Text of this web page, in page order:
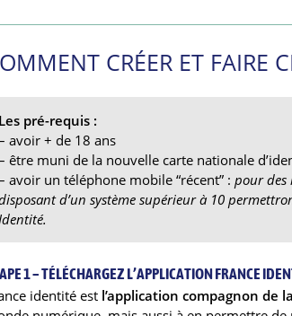
CRÉER ET FAIRE
Les pré-requis :
avoir + de 18 ans
être muni de la nouvelle carte nationale
avoir un téléphone mobile “récent” : pour des
d’un système supérieur à 10
1 – TÉLÉCHARGEZ L’APPLICATION FRANCE
identité est l’application compagnon de